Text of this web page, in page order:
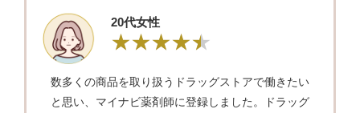
20代女性
数多くの商品を取り扱うドラッグストアで働きたい
と思い、マイナビ薬剤師に登録しました。ドラッグ